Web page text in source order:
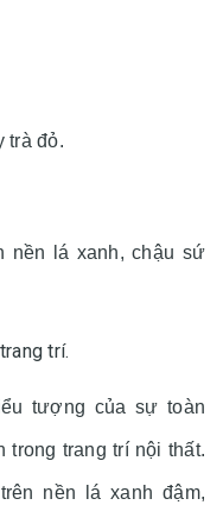
trà đỏ.
nền lá xanh, chậu sứ
trí.
tượng của sự toàn
trang trí nội thất.
nền lá xanh đậm,